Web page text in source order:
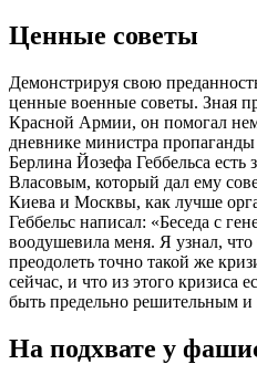
Ценные советы
Демонстрируя свою
ценные военные советы. Зная
Красной Армии, он помогал
дневнике министра пропаганды
Берлина Йозефа Геббельса есть
Власовым, который дал ему
Киева и Москвы, как лучше
Геббельс написал: «Беседа с
воодушевила меня. Я узнал,
преодолеть точно такой же
сейчас, и что из этого кризиса
быть предельно решительным и
На подхвате у